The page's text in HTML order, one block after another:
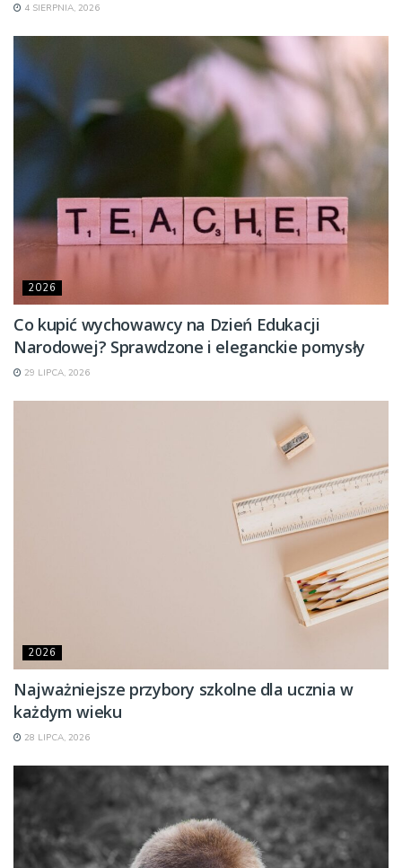
4 SIERPNIA, 2026
2026
Co kupić wychowawcy na Dzień Edukacji
Narodowej? Sprawdzone i eleganckie pomysły
29 LIPCA, 2026
2026
Najważniejsze przybory szkolne dla ucznia w
każdym wieku
28 LIPCA, 2026